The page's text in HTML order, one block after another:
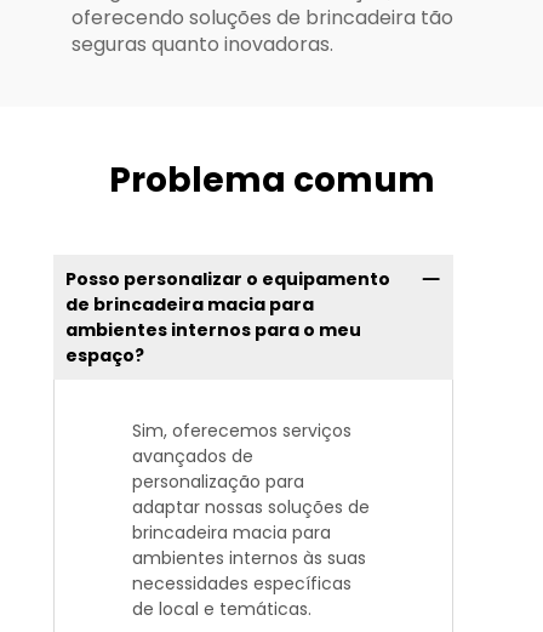
oferecendo soluções de brincadeira tão
seguras quanto inovadoras.
Problema comum
Posso personalizar o equipamento
de brincadeira macia para
ambientes internos para o meu
espaço?
Sim, oferecemos serviços
avançados de
personalização para
adaptar nossas soluções de
brincadeira macia para
ambientes internos às suas
necessidades específicas
de local e temáticas.